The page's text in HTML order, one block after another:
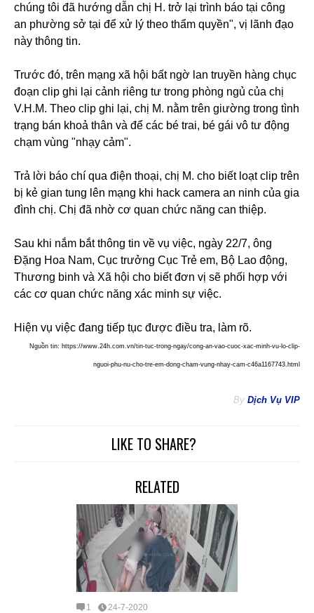
chúng tôi đã hướng dẫn chị H. trở lại trình báo tại công
an phường sở tại để xử lý theo thẩm quyền", vị lãnh đạo
này thông tin.
Trước đó, trên mạng xã hội bất ngờ lan truyền hàng chục
đoạn clip ghi lại cảnh riêng tư trong phòng ngủ của chị
V.H.M. Theo clip ghi lại, chị M. nằm trên giường trong tình
trạng bán khoả thân và để các bé trai, bé gái vô tư động
chạm vùng "nhạy cảm".
Trả lời báo chí qua điện thoại, chị M. cho biết loạt clip trên
bị kẻ gian tung lên mạng khi hack camera an ninh của gia
đình chị. Chị đã nhờ cơ quan chức năng can thiệp.
Sau khi nắm bắt thông tin về vụ việc, ngày 22/7, ông
Đặng Hoa Nam, Cục trưởng Cục Trẻ em, Bộ Lao động,
Thương binh và Xã hội cho biết đơn vị sẽ phối hợp với
các cơ quan chức năng xác minh sự việc.
Hiện vụ việc đang tiếp tục được điều tra, làm rõ.
Nguồn tin: https://www.24h.com.vn/tin-tuc-trong-ngay/cong-an-vao-cuoc-xac-minh-vu-lo-clip-
nguoi-phu-nu-cho-tre-em-dong-cham-vung-nhay-cam-c46a1167743.html
By Dịch Vụ VIP
LIKE TO SHARE?
RELATED
1 24-7-2020